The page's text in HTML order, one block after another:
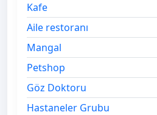
Kafe
Aile restoranı
Mangal
Petshop
Göz Doktoru
Hastaneler Grubu